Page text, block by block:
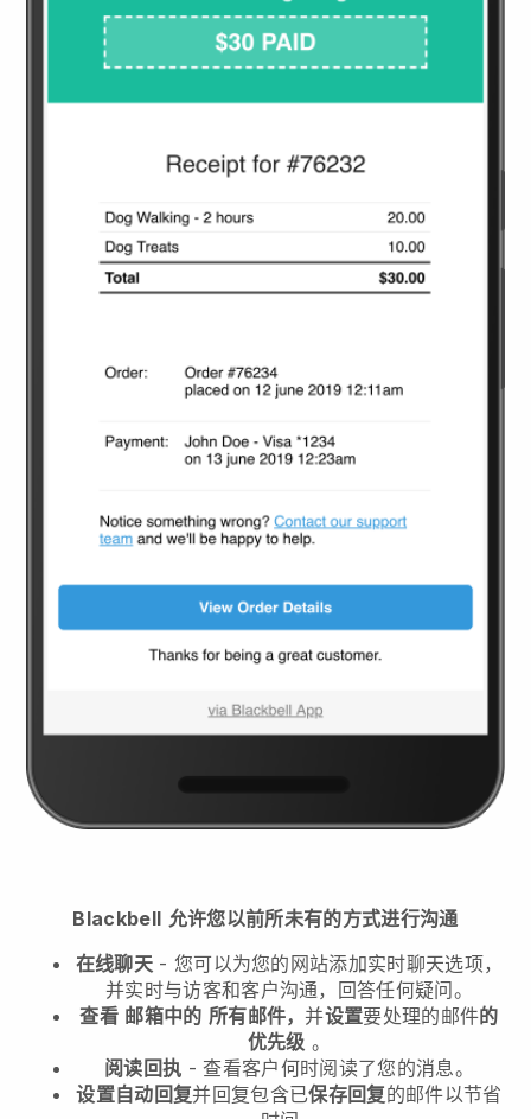
Blackbell 允许您以前所未有的方式进行沟通
在线聊天- 您可以为您的网站添加实时聊天选项，
并实时与访客和客户沟通，回答任何疑问。
查看 邮箱中的 所有邮件，并设置要处理的邮件的
优先级 。
阅读回执 - 查看客户何时阅读了您的消息。
设置自动回复并回复包含已保存回复的邮件以节省